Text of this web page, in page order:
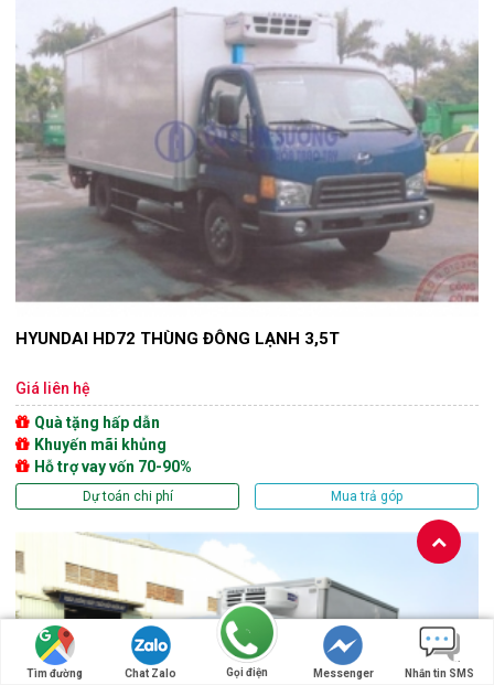
HYUNDAI HD72 THÙNG ĐÔNG LẠNH 3,5T
Giá liên hệ
Quà tặng hấp dẫn
Khuyến mãi khủng
Hỗ trợ vay vốn 70-90%
Dự toán chi phí Mua trả góp
Tìm đường Chat Zalo Gọi điện Messenger Nhắn tin SMS